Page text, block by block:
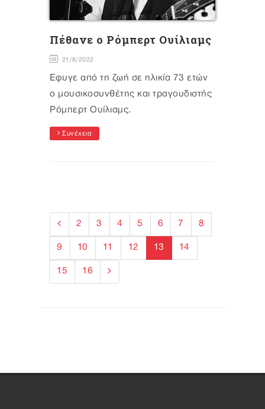
Πέθανε ο Ρόμπερτ Ουίλιαμς
21/8/2022
Έφυγε από τη ζωή σε ηλικία 73 ετών
ο μουσικοσυνθέτης και τραγουδιστής
Ρόμπερτ Ουίλιαμς.
Συνέχεια
2 3 4 5 6 7 8
9 10 11 12 13 14
15 16